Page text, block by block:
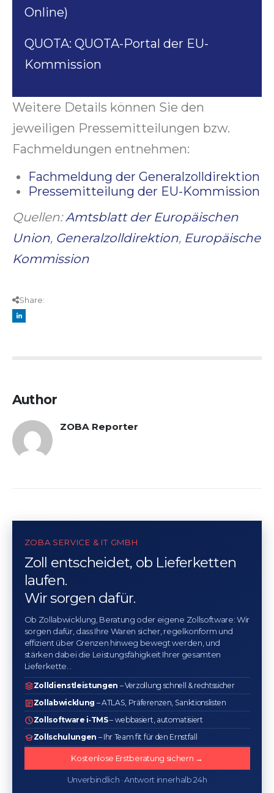
Online)
QUOTA: QUOTA-Portal der EU-
Kommission
Weitere Details können Sie den
jeweiligen Pressemitteilungen bzw.
Fachmeldungen entnehmen:
Fachmeldung der Generalzolldirektion
Pressemitteilung der EU-Kommission
Quellen:Amtsblatt der Europäischen
Union, Generalzolldirektion, Europäische
Kommission
Share:
Author
ZOBA Reporter
ZOBA SERVICE & IT GMBH
Zoll entscheidet, ob Lieferketten
laufen.
Wir sorgen dafür.
Ob Zollabwicklung, Beratung oder eigene Zollsoftware: Wir
sorgen dafür, dass Ihre Waren sicher, regelkonform und
effizient über Grenzen hinweg bewegt werden, und
stärken dabei die Leistungsfähigkeit Ihrer gesamten
Lieferkette. .
Zolldienstleistungen – Verzollung schnell & rechtssicher
Zollabwicklung – ATLAS, Präferenzen, Sanktionslisten
Zollsoftware i‑TMS– webbasiert, automatisiert
Zollschulungen – Ihr Team fit für den Ernstfall
Kostenlose Erstberatung sichern →
Unverbindlich · Antwort innerhalb 24h